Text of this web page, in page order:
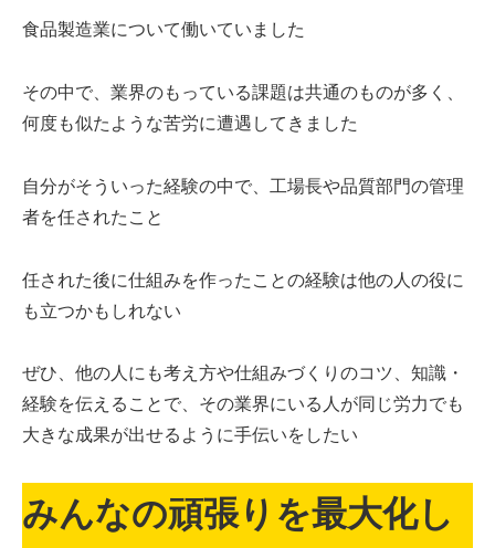
食品製造業について働いていました
その中で、業界のもっている課題は共通のものが多く、
何度も似たような苦労に遭遇してきました
自分がそういった経験の中で、工場長や品質部門の管理
者を任されたこと
任された後に仕組みを作ったことの経験は他の人の役に
も立つかもしれない
ぜひ、他の人にも考え方や仕組みづくりのコツ、知識・
経験を伝えることで、その業界にいる人が同じ労力でも
大きな成果が出せるように手伝いをしたい
みんなの頑張りを最大化し